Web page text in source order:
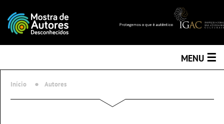
MENU ☰
Início Autores